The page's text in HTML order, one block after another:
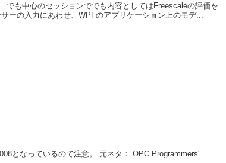
でも中心のセッションででも内容としてはFreescaleの評価を
ーの入力にあわせ、WPFのアプリケーション上のモデ...
となっているので注意。 元ネタ： OPC Programmers'